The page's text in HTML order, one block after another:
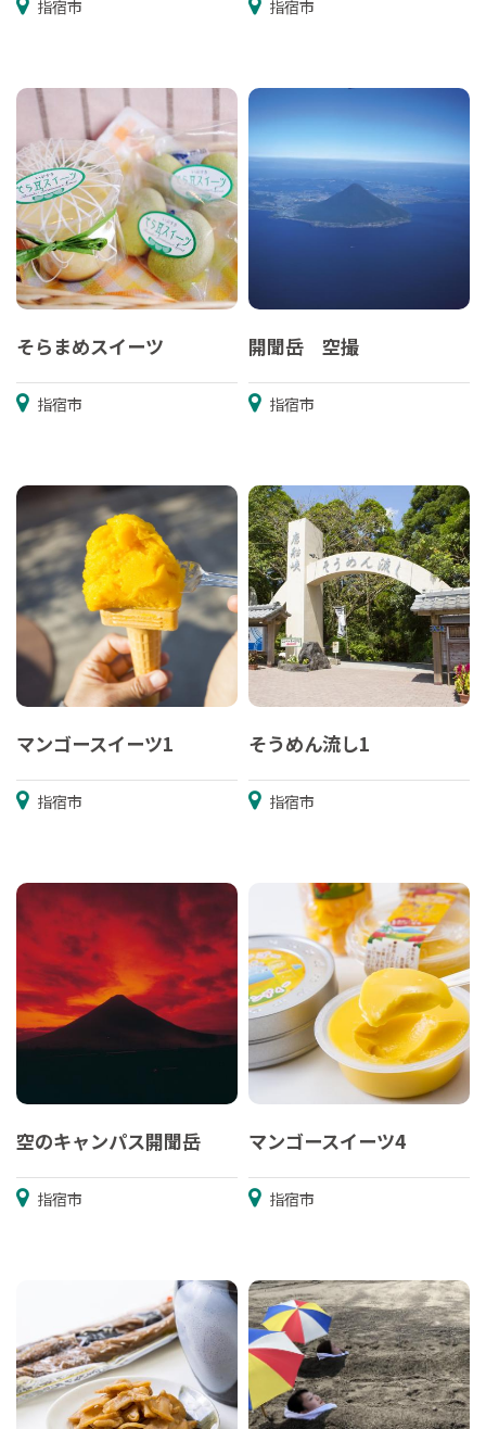
指宿市 指宿市
そらまめスイーツ
指宿市
開聞岳 空撮
指宿市
マンゴースイーツ1
指宿市
そうめん流し1
指宿市
空のキャンパス開聞岳
指宿市
マンゴースイーツ4
指宿市